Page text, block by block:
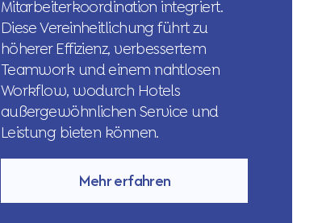
Mitarbeiterkoordination integriert.
Diese Vereinheitlichung führt zu
höherer Effizienz, verbessertem
Teamwork und einem nahtlosen
Workflow, wodurch Hotels
außergewöhnlichen Service und
Leistung bieten können.
Mehr erfahren